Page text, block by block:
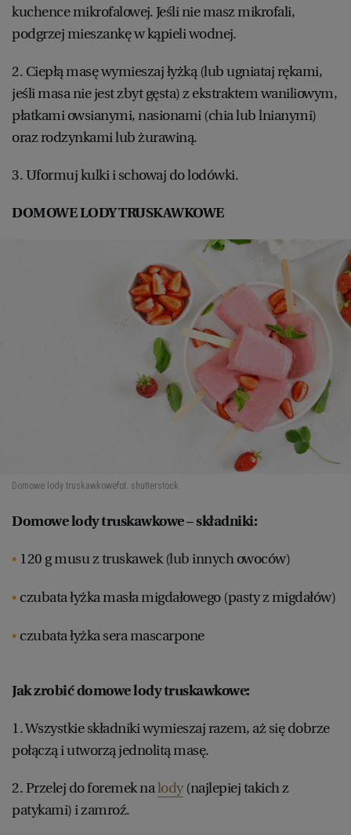
kuchence mikrofalowej. Jeśli nie masz mikrofali,
podgrzej mieszankę w kąpieli wodnej.
2. Ciepłą masę wymieszaj łyżką (lub ugniataj rękami,
jeśli masa nie jest zbyt gęsta) z ekstraktem waniliowym,
płatkami owsianymi, nasionami (chia lub lnianymi)
oraz rodzynkami lub żurawiną.
3. Uformuj kulki i schowaj do lodówki.
DOMOWE LODY TRUSKAWKOWE
Domowe lody truskawkowefot. shutterstock
Domowe lody truskawkowe – składniki:
120 g musu z truskawek (lub innych owoców)
czubata łyżka masła migdałowego (pasty z migdałów)
czubata łyżka sera mascarpone
Jak zrobić domowe lody truskawkowe:
1. Wszystkie składniki wymieszaj razem, aż się dobrze
połączą i utworzą jednolitą masę.
2. Przelej do foremek nalody(najlepiej takich z
patykami) i zamroź.